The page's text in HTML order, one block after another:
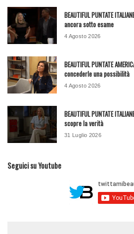
BEAUTIFUL PUNTATE
ancora sotto esame
4 Agosto 2026
BEAUTIFUL PUNTATE
concederle una possibilità
4 Agosto 2026
BEAUTIFUL PUNTATE
scopre la verità
31 Luglio 2026
Seguici su Youtube